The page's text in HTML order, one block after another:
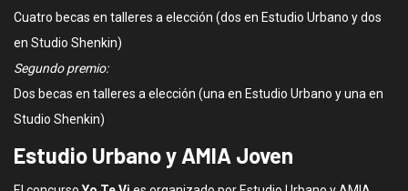
Cuatro becas en talleres a elección (dos en Estudio Urbano y dos
en Studio Shenkin)
Segundo premio:
Dos becas en talleres a elección (una en Estudio Urbano y una en
Studio Shenkin)
Estudio Urbano y AMIA Joven